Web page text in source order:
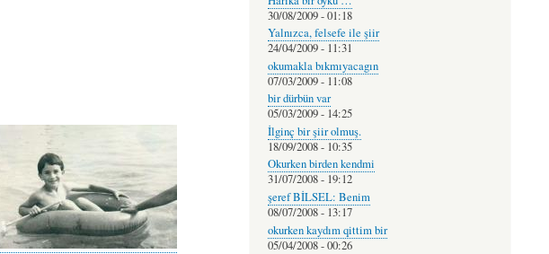
30/08/2009 - 01:18
Yalnızca, felsefe ile şiir
24/04/2009 - 11:31
okumakla bıkmıyacagın
07/03/2009 - 11:08
bir dürbün var
05/03/2009 - 14:25
İlginç bir şiir olmuş.
18/09/2008 - 10:35
Okurken birden kendmi
31/07/2008 - 19:12
şeref BİLSEL: Benim
08/07/2008 - 13:17
okurken kaydım qittim bir
05/04/2008 - 00:26